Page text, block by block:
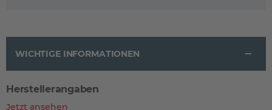
WICHTIGE INFORMATIONEN
Herstellerangaben
Jetzt ansehen